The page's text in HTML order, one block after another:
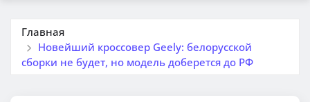
Главная
Новейший кроссовер Geely: белорусской
сборки не будет, но модель доберется до РФ